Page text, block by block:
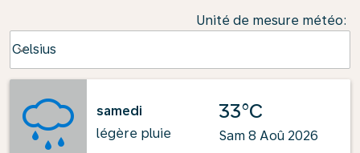
Unité de mesure météo:
Celsius
keyboard_arrow_down
samedi
légère pluie
33°C
Sam 8 Aoû 2026